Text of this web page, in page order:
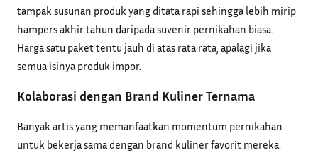
tampak susunan produk yang ditata rapi sehingga lebih mirip
hampers akhir tahun daripada suvenir pernikahan biasa.
Harga satu paket tentu jauh di atas rata rata, apalagi jika
semua isinya produk impor.
Kolaborasi dengan Brand Kuliner Ternama
Banyak artis yang memanfaatkan momentum pernikahan
untuk bekerja sama dengan brand kuliner favorit mereka.